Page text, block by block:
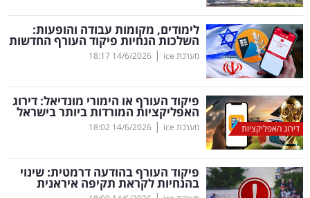
טלוויזיה
עסקי
ספורט
קריירה
ולימודים
מינויים
לימודים, מקומות עבודה והופעות:
השלכות הנחיות פיקוד העורף החדשות
מערכת ice |
14/6/2026
18:17
דירוג האפליקציות
פיקוד העורף או הימורי מונדיאל: דירוג
האפליקציות המורדות ביותר בישראל
מערכת ice |
14/6/2026
18:02
פיקוד העורף בהודעה דרמטית: שינוי
בהנחיות לקראת תקיפה איראנית